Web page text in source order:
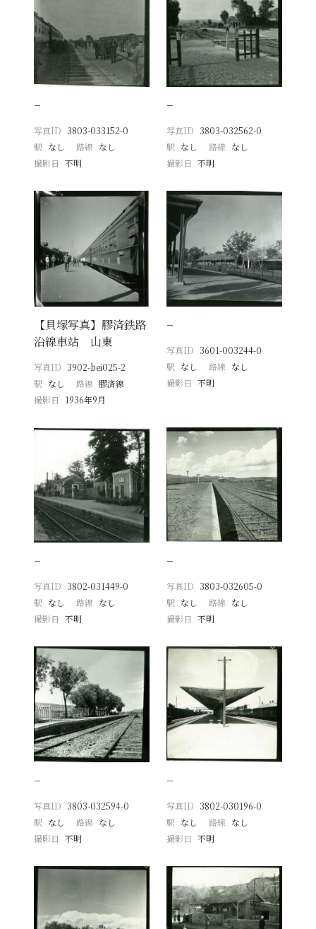
−
写真ID 3803-033152-0
駅 なし 路線 なし
撮影日
不明
−
写真ID 3803-032562-0
駅 なし 路線 なし
撮影日 不明
【貝塚写真】膠済鉄路
沿線車站 山東
写真ID 3902-bei025-2
駅 なし 路線 膠済線
撮影日
1936年9月
−
写真ID 3601-003244-0
駅 なし 路線 なし
撮影日 不明
−
写真ID 3802-031449-0
駅 なし 路線 なし
撮影日
不明
−
写真ID 3803-032605-0
駅 なし 路線 なし
撮影日 不明
−
写真ID 3803-032594-0
駅 なし 路線 なし
撮影日
不明
−
写真ID 3802-030196-0
駅 なし 路線 なし
撮影日 不明